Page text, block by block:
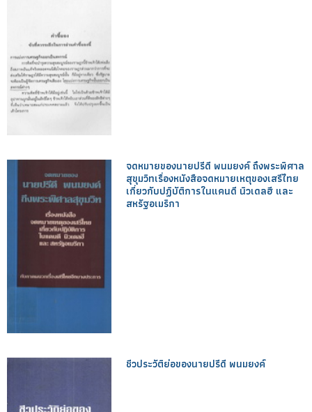
จดหมายของนายปรีดี พนมยงค์ ถึงพระพิศาล
สุขุมวิทเรื่องหนังสือจดหมายเหตุของเสรีไทย
เกี่ยวกับปฏิบัติการในแคนดี นิวเดลฮี และ
สหรัฐอเมริกา
ชีวประวัติย่อของนายปรีดี พนมยงค์